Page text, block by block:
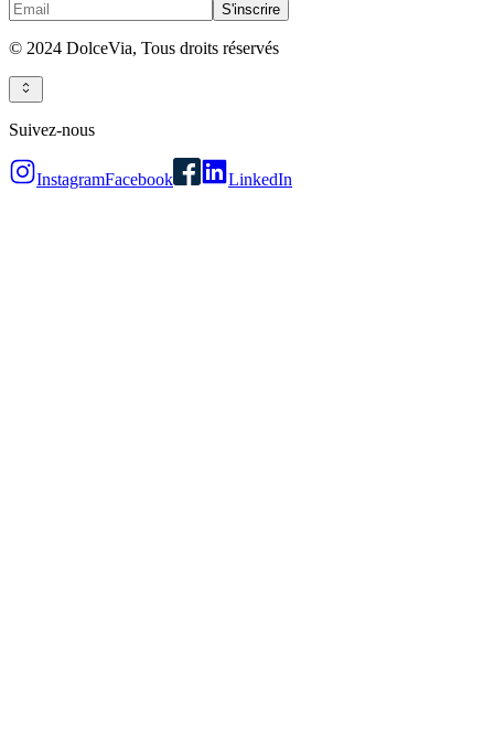
S'inscrire
© 2024 DolceVia, Tous droits réservés
Suivez-nous
InstagramFacebook LinkedIn